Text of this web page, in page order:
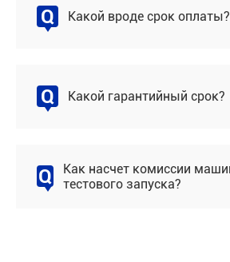
Q Какой вроде срок оплаты?
Q Какой гарантийный срок?
Q
Как насчет комиссии
тестового запуска?